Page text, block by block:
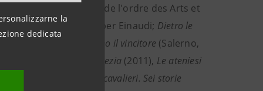
la
dedicata
del titolo Chevalier de l'ordre des Arts et
del Piemonte (2008) per Einaudi; Dietro le
Costantino il vincitore (Salerno,
Gli occhi di Venezia (2011), Le ateniesi
madonne, mercanti e cavalieri. Sei storie